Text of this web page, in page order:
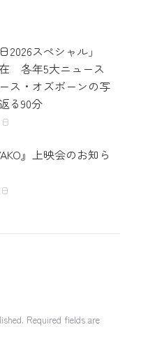
2026スペシャル」
各年5大ニュース
ス・オズボーンの写
る90分
』上映会のお知ら
Required fields are